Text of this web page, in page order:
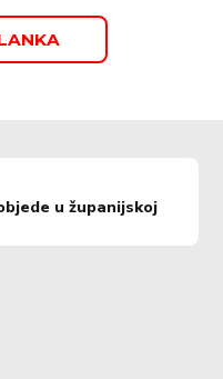
u županijskoj